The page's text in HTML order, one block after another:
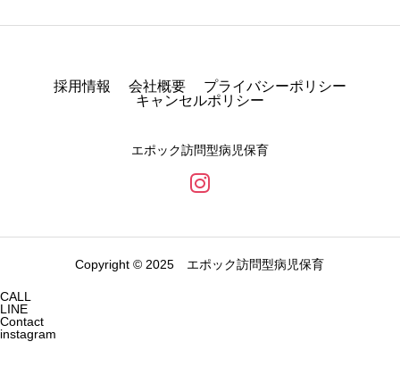
採用情報 会社概要
プライバシーポリシー
キャンセルポリシー
エポック訪問型病児保育
Copyright © 2025 エポック訪問型病児保育
CALL
LINE
Contact
instagram